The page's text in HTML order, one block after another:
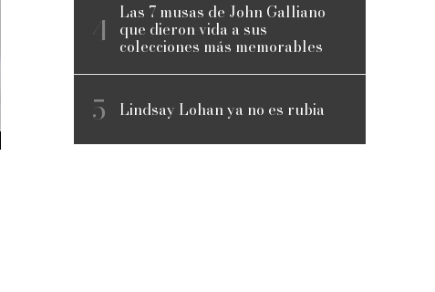
Las 7 musas de John Galliano
que dieron vida a sus
colecciones más memorables
Lindsay Lohan ya no es rubia